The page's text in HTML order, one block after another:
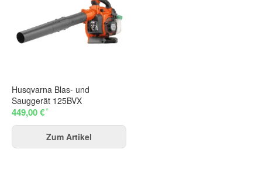
Husqvarna Blas- und
Sauggerät 125BVX
449,00 €*
Zum Artikel